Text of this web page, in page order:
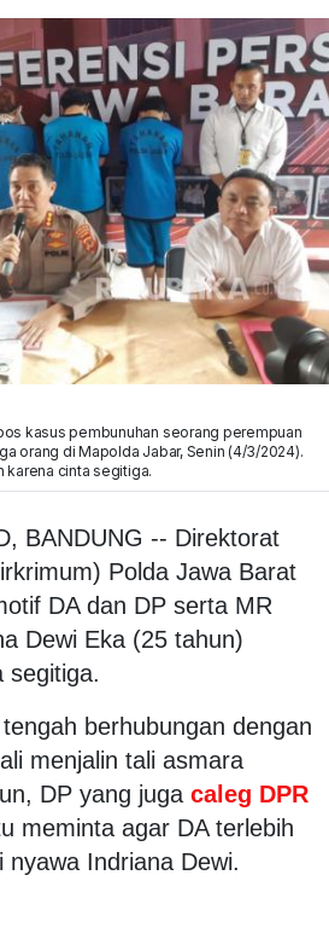
kasus pembunuhan seorang perempuan
orang di Mapolda Jabar, Senin (4/3/2024).
karena cinta segitiga.
BANDUNG -- Direktorat
Polda Jawa Barat
DA dan DP serta MR
Dewi Eka (25 tahun)
segitiga.
berhubungan dengan
menjalin tali asmara
DP yang juga caleg DPR
meminta agar DA terlebih
nyawa Indriana Dewi.